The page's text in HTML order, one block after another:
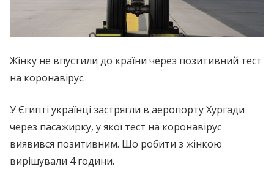
Жінку не впустили до країни через позитивний тест
на коронавірус.
У Єгипті українці застрягли в аеропорту Хургади
через пасажирку, у якої тест на коронавірус
виявився позитивним. Що робити з жінкою
вирішували 4 години.